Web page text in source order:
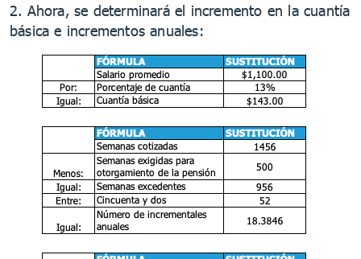
2. Ahora, se determinará el incremento en la cuantía
básica e incrementos anuales: